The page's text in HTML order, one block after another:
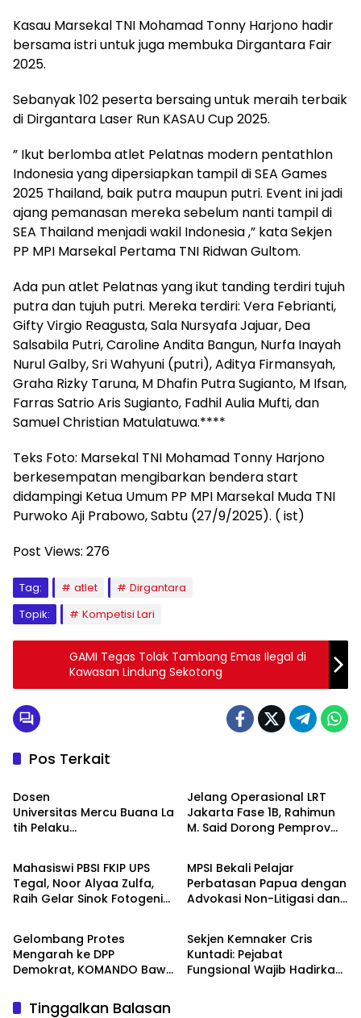
Kasau Marsekal TNI Mohamad Tonny Harjono hadir
bersama istri untuk juga membuka Dirgantara Fair
2025.
Sebanyak 102 peserta bersaing untuk meraih terbaik
di Dirgantara Laser Run KASAU Cup 2025.
” Ikut berlomba atlet Pelatnas modern pentathlon
Indonesia yang dipersiapkan tampil di SEA Games
2025 Thailand, baik putra maupun putri. Event ini jadi
ajang pemanasan mereka sebelum nanti tampil di
SEA Thailand menjadi wakil Indonesia ,” kata Sekjen
PP MPI Marsekal Pertama TNI Ridwan Gultom.
Ada pun atlet Pelatnas yang ikut tanding terdiri tujuh
putra dan tujuh putri. Mereka terdiri: Vera Febrianti,
Gifty Virgio Reagusta, Sala Nursyafa Jajuar, Dea
Salsabila Putri, Caroline Andita Bangun, Nurfa Inayah
Nurul Galby, Sri Wahyuni (putri), Aditya Firmansyah,
Graha Rizky Taruna, M Dhafin Putra Sugianto, M Ifsan,
Farras Satrio Aris Sugianto, Fadhil Aulia Mufti, dan
Samuel Christian Matulatuwa.****
Teks Foto: Marsekal TNI Mohamad Tonny Harjono
berkesempatan mengibarkan bendera start
didampingi Ketua Umum PP MPI Marsekal Muda TNI
Purwoko Aji Prabowo, Sabtu (27/9/2025). ( ist)
Post Views: 276
Tag: atlet
Dirgantara
Topik:
Kompetisi Lari
GAMI Tegas Tolak Tambang Emas Ilegal di
Kawasan Lindung Sekotong
Pos Terkait
Berita
Dosen
Universitas Mercu Buana La
tih Pelaku
dan Pemasaran Digital
Jelang Operasional LRT
Jakarta Fase 1B, Rahimun
M. Said Dorong Pemprov
Initiative
Berita
Mahasiswi PBSI FKIP UPS
Tegal, Noor Alyaa Zulfa,
Raih Gelar Sinok Fotogenik
Berita
MPSI Bekali Pelajar
Perbatasan Papua dengan
Advokasi Non-Litigasi dan
Berita
Gelombang Protes
Mengarah ke DPP
Demokrat, KOMANDO Bawa
Dody Hanggodo
Berita
Sekjen Kemnaker Cris
Kuntadi: Pejabat
Fungsional Wajib Hadirkan
Tinggalkan Balasan